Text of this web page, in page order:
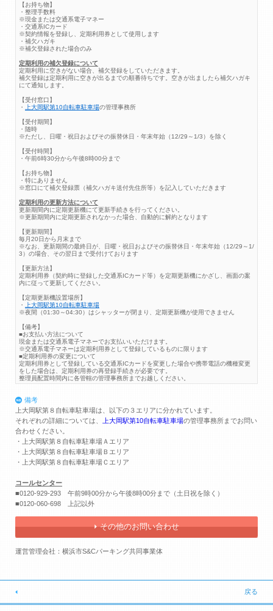
【お持ち物】
・整理手数料
※現金または交通系電子マネー
・交通系ICカード
※契約情報を登録し、定期利用券として使用します
・補欠ハガキ
※補欠登録された場合のみ
定期利用の補欠登録について
定期利用に空きがない場合、補欠登録をしていただきます。
補欠登録は定期利用に空きが出るまでの順番待ちです。空きが出ましたら補欠ハガキ
にて通知します。
【受付窓口】
・
上大岡駅第10自転車駐車場の管理事務所
【受付期間】
・随時
※ただし、日曜・祝日およびその振替休日・年末年始（12/29～1/3）を除く
【受付時間】
・午前6時30分から午後8時00分まで
【お持ち物】
・特にありません
※窓口にて補欠登録票（補欠ハガキ送付先住所等）を記入していただきます
定期利用の更新方法について
更新期間内に定期更新機にて更新手続きを行ってください。
※更新期間内に定期更新されなかった場合、自動的に解約となります
【更新期間】
毎月20日から月末まで
※なお、更新期間の最終日が、日曜・祝日およびその振替休日・年末年始（12/29～1/
3）の場合、その翌日まで受付けております
【更新方法】
定期利用券（契約時に登録した交通系ICカード等）を定期更新機にかざし、画面の案
内に従って更新してください。
【定期更新機設置場所】
・
上大岡駅第10自転車駐車場
※夜間（01:30～04:30）はシャッターが閉まり、定期更新機が使用できません
【備考】
■お支払い方法について
現金または交通系電子マネーでお支払いいただけます。
※交通系電子マネーは定期利用券として登録しているものに限ります
■定期利用券の変更について
定期利用券として登録している交通系ICカードを変更した場合や携帯電話の機種変更
をした場合は、定期利用券の再登録手続きが必要です。
整理員配置時間内に各管轄の管理事務所までお越しください。
備考
上大岡駅第８自転車駐車場は、以下の３エリアに分かれています。
それぞれの詳細については、
上大岡駅第10自転車駐車場の管理事務所までお問い
合わせください。
・上大岡駅第８自転車駐車場Ａエリア
・上大岡駅第８自転車駐車場Ｂエリア
・上大岡駅第８自転車駐車場Ｃエリア
コールセンター
■0120-929-293 午前9時00分から午後8時00分まで（土日祝を除く）
■0120-060-698 上記以外
その他のお問い合わせ
運営管理会社：横浜市S&Cパーキング共同事業体
戻る